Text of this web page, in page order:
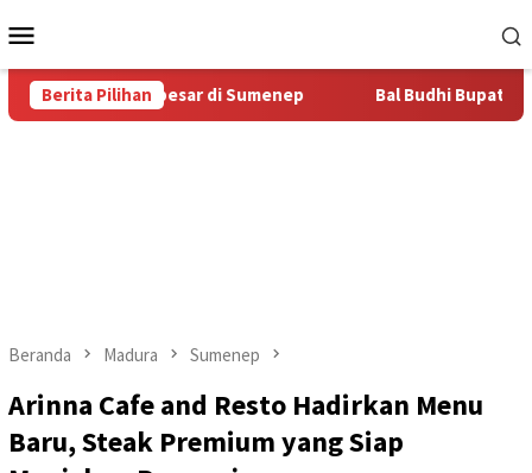
ke
Mobile
Berita Pilihan
Budhi Terbesar di Sumenep Bal Budhi Bupati Cup
Beranda Madura Sumenep
Arinna Cafe and Resto Hadirkan Menu
Baru, Steak Premium yang Siap